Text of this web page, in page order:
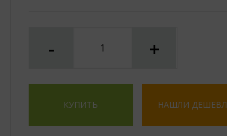
- +
КУПИТЬ НАШЛИ